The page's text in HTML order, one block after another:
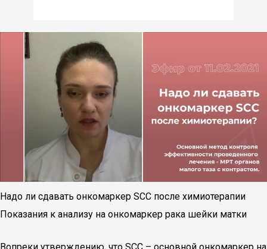
Надо ли сдавать онкомаркер SCC после химиотерапии
Показания к анализу на онкомаркер рака шейки матки